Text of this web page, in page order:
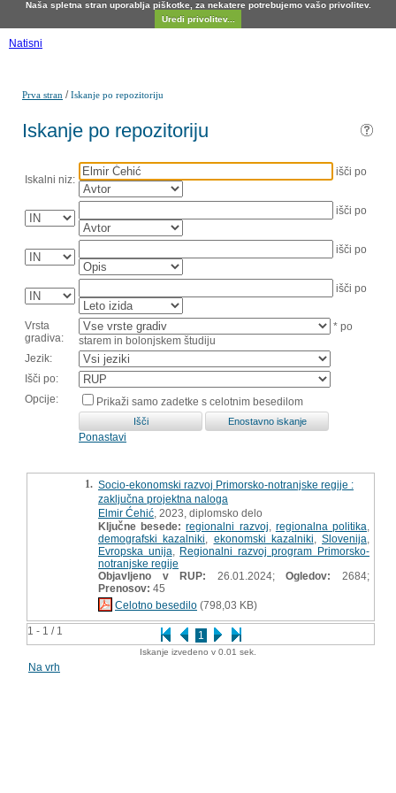
Naša spletna stran uporablja piškotke, za nekatere potrebujemo vašo privolitev.
Uredi privolitev...
Natisni
Prva stran /Iskanje po repozitoriju
Iskanje po repozitoriju
Iskalni niz:
išči po
išči po
išči po
išči po
Vrsta
gradiva:
* po
starem in bolonjskem študiju
Jezik:
Išči po:
Opcije:
Prikaži samo zadetke s celotnim besedilom
Ponastavi
1 - 1 / 1 1
1. Socio-ekonomski razvoj Primorsko-notranjske regije :
zaključna projektna naloga
Elmir Ćehić , 2023, diplomsko delo
Ključne besede: regionalni razvoj regionalna politika
demografski kazalniki
ekonomski kazalniki Slovenija
Evropska unija
Regionalni razvoj program Primorsko-
notranjske regije
Objavljeno v RUP: 26.01.2024;Ogledov:
2684;
Prenosov: 45
Celotno besedilo (798,03 KB)
Iskanje izvedeno v 0.01 sek.
Na vrh